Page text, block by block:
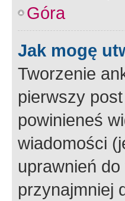
Góra
Jak mogę
Tworzenie
pierwszy
powinieneś
wiadomości
uprawnień
przynajmniej